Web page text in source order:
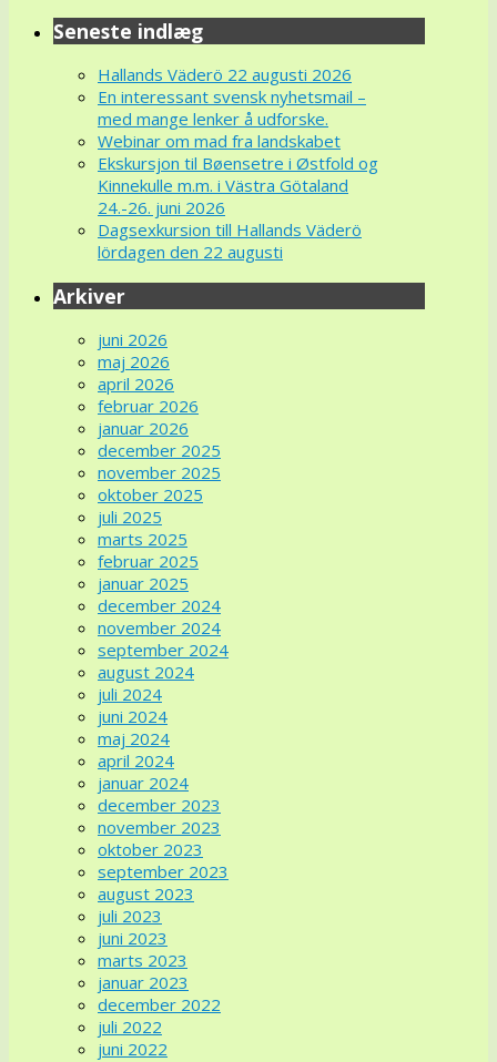
Seneste indlæg
Hallands Väderö 22 augusti 2026
En interessant svensk nyhetsmail –
med mange lenker å udforske.
Webinar om mad fra landskabet
Ekskursjon til Bøensetre i Østfold og
Kinnekulle m.m. i Västra Götaland
24.-26. juni 2026
Dagsexkursion till Hallands Väderö
lördagen den 22 augusti
Arkiver
juni 2026
maj 2026
april 2026
februar 2026
januar 2026
december 2025
november 2025
oktober 2025
juli 2025
marts 2025
februar 2025
januar 2025
december 2024
november 2024
september 2024
august 2024
juli 2024
juni 2024
maj 2024
april 2024
januar 2024
december 2023
november 2023
oktober 2023
september 2023
august 2023
juli 2023
juni 2023
marts 2023
januar 2023
december 2022
juli 2022
juni 2022